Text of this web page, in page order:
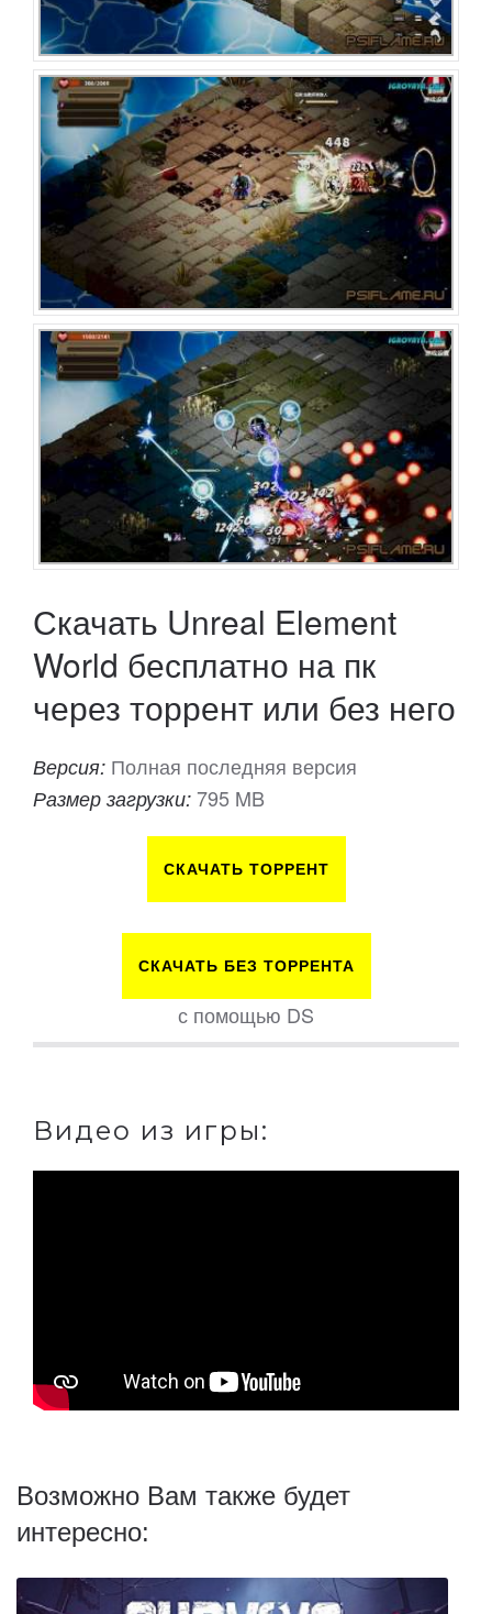
Скачать Unreal Element
World бесплатно на пк
через торрент или без него
Версия: Полная последняя версия
Размер загрузки: 795 MB
СКАЧАТЬ ТОРРЕНТ
СКАЧАТЬ БЕЗ ТОРРЕНТА
с помощью DS
Видео из игры:
Возможно Вам также будет
интересно: